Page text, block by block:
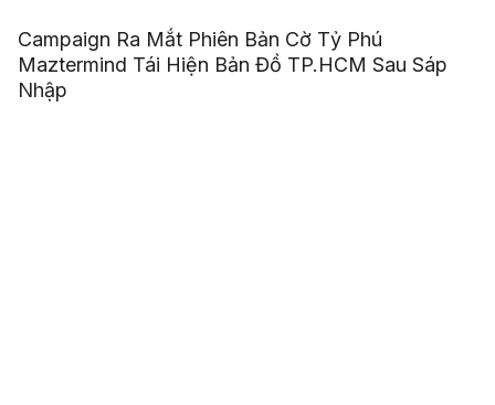
Campaign Ra Mắt Phiên Bản Cờ Tỷ Phú
Maztermind Tái Hiện Bản Đồ TP.HCM Sau Sáp
Nhập